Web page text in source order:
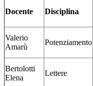
Docente Disciplina
Valerio
Amarù
Potenziamento
Bertolotti
Elena
Lettere